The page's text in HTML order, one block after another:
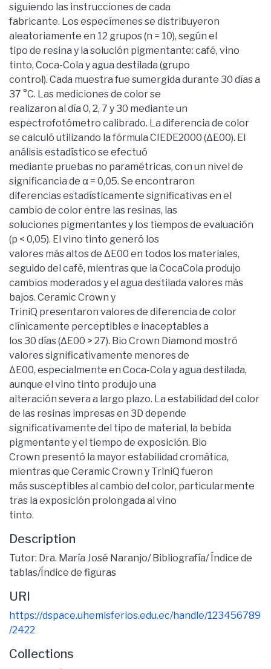
siguiendo las instrucciones de cada
fabricante. Los especímenes se distribuyeron
aleatoriamente en 12 grupos (n = 10), según el
tipo de resina y la solución pigmentante: café, vino
tinto, Coca-Cola y agua destilada (grupo
control). Cada muestra fue sumergida durante 30 días a
37 °C. Las mediciones de color se
realizaron al día 0, 2, 7 y 30 mediante un
espectrofotómetro calibrado. La diferencia de color
se calculó utilizando la fórmula CIEDE2000 (ΔE00). El
análisis estadístico se efectuó
mediante pruebas no paramétricas, con un nivel de
significancia de α = 0,05. Se encontraron
diferencias estadísticamente significativas en el
cambio de color entre las resinas, las
soluciones pigmentantes y los tiempos de evaluación
(p < 0,05). El vino tinto generó los
valores más altos de ΔE00 en todos los materiales,
seguido del café, mientras que la CocaCola produjo
cambios moderados y el agua destilada valores más
bajos. Ceramic Crown y
TriniQ presentaron valores de diferencia de color
clínicamente perceptibles e inaceptables a
los 30 días (ΔE00 > 27). Bio Crown Diamond mostró
valores significativamente menores de
ΔE00, especialmente en Coca-Cola y agua destilada,
aunque el vino tinto produjo una
alteración severa a largo plazo. La estabilidad del color
de las resinas impresas en 3D depende
significativamente del tipo de material, la bebida
pigmentante y el tiempo de exposición. Bio
Crown presentó la mayor estabilidad cromática,
mientras que Ceramic Crown y TriniQ fueron
más susceptibles al cambio del color, particularmente
tras la exposición prolongada al vino
tinto.
Description
Tutor: Dra. María José Naranjo/ Bibliografía/ Índice de
tablas/Índice de figuras
URI
https://dspace.uhemisferios.edu.ec/handle/123456789
/2422
Collections